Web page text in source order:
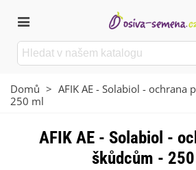
Domů > AFIK AE - Solabiol - ochrana
250 ml
AFIK AE - Solabiol -
škůdcům - 250